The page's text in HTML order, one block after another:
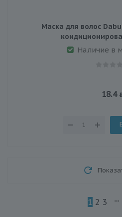
Маска для волос
Наличие в
18.4
1 2 3